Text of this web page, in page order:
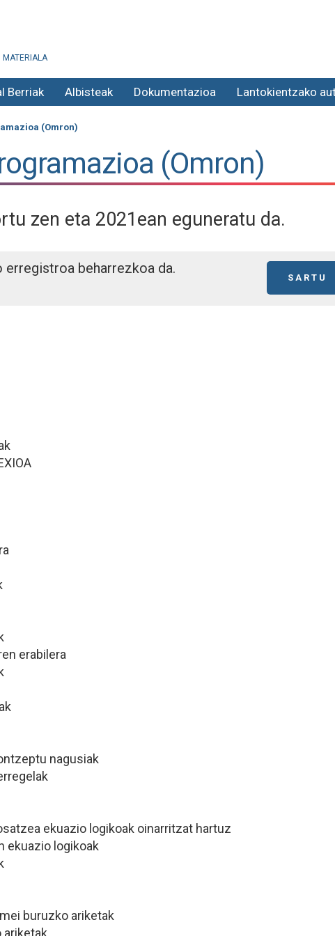
MATERIALA
Berriak Albisteak Dokumentazioa Lantokientzako
(Omron)
(Omron)
zen eta 2021ean eguneratu da.
beharrezkoa da.
SARTU
erabilera
nagusiak
ekuazio logikoak oinarritzat hartuz
ekuazio logikoak
buruzko ariketak
ariketak